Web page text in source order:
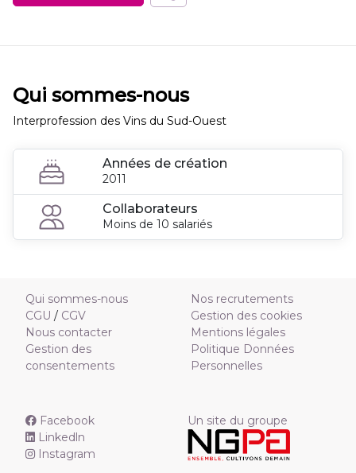
Qui sommes-nous
Interprofession des Vins du Sud-Ouest
Années de création
2011
Collaborateurs
Moins de 10 salariés
Qui sommes-nous
CGU / CGV
Nous contacter
Gestion des
consentements
Nos recrutements
Gestion des cookies
Mentions légales
Politique Données
Personnelles
Facebook
Linkedln
Instagram
Un site du groupe